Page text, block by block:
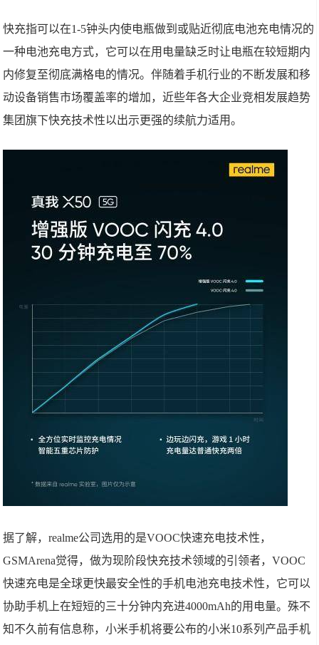
快充指可以在1-5钟头内使电瓶做到或贴近彻底电池充电情况的
一种电池充电方式，它可以在用电量缺乏时让电瓶在较短期内
内修复至彻底满格电的情况。伴随着手机行业的不断发展和移
动设备销售市场覆盖率的增加，近些年各大企业竞相发展趋势
集团旗下快充技术性以出示更强的续航力适用。
据了解，realme公司选用的是VOOC快速充电技术性，
GSMArena觉得，做为现阶段快充技术领域的引领者，VOOC
快速充电是全球更快最安全性的手机电池充电技术性，它可以
协助手机上在短短的三十分钟内充进4000mAh的用电量。殊不
知不久前有信息称，小米手机将要公布的小米10系列产品手机